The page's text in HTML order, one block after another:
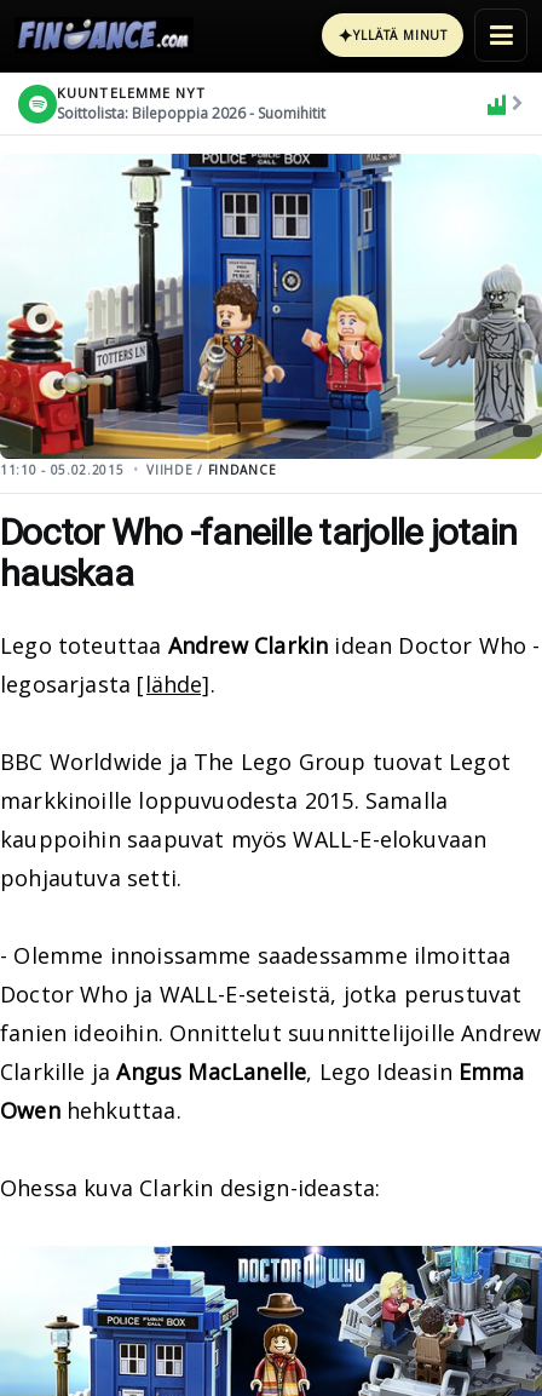
✦YLLÄTÄ MINUT
KUUNTELEMME NYT
Soittolista: Bilepoppia 2026 - Suomihitit
11:10 - 05.02.2015 VIIHDE / FINDANCE
Doctor Who -faneille tarjolle jotain
hauskaa
Lego toteuttaa Andrew Clarkin idean Doctor Who -
legosarjasta [lähde].
BBC Worldwide ja The Lego Group tuovat Legot
markkinoille loppuvuodesta 2015. Samalla
kauppoihin saapuvat myös WALL-E-elokuvaan
pohjautuva setti.
- Olemme innoissamme saadessamme ilmoittaa
Doctor Who ja WALL-E-seteistä, jotka perustuvat
fanien ideoihin. Onnittelut suunnittelijoille Andrew
Clarkille jaAngus MacLanelle, Lego Ideasin Emma
Owenhehkuttaa.
Ohessa kuva Clarkin design-ideasta: